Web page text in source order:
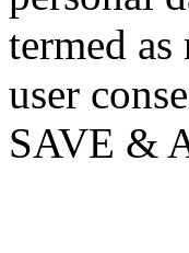
termed
user
SAVE &